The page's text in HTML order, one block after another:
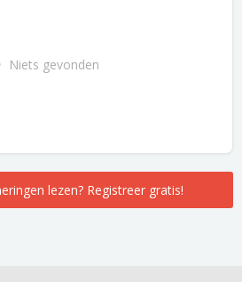
Niets gevonden
lezen? Registreer gratis!